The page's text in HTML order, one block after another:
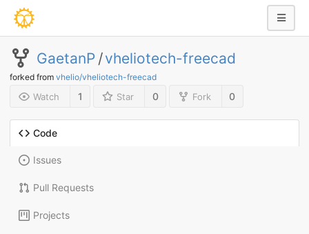
GaetanP /vheliotech-freecad
forked from vhelio/vheliotech-freecad
Watch 1 Star 0 Fork 0
Code
Issues
Pull Requests
Projects